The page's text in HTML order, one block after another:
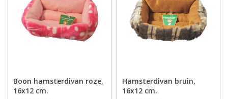
Boon hamsterdivan roze,
16x12 cm.
Hamsterdivan bruin,
16x12 cm.